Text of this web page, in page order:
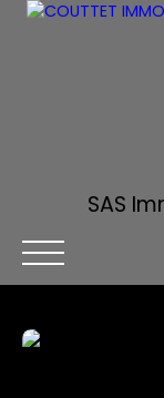
SAS